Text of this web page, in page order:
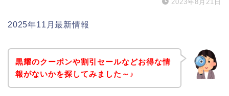
2023年8月21日
2025年11月最新情報
黒耀のクーポンや割引セールなどお得な情
報がないかを探してみました～♪